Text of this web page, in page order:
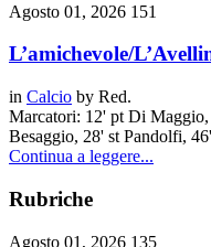
Agosto 01, 2026 151
L’amichevole/
in Calcio by Red.
Marcatori: 12' pt Di Maggio,
Besaggio, 28' st Pandolfi,
Continua a leggere...
Rubriche
Agosto 01, 2026 135